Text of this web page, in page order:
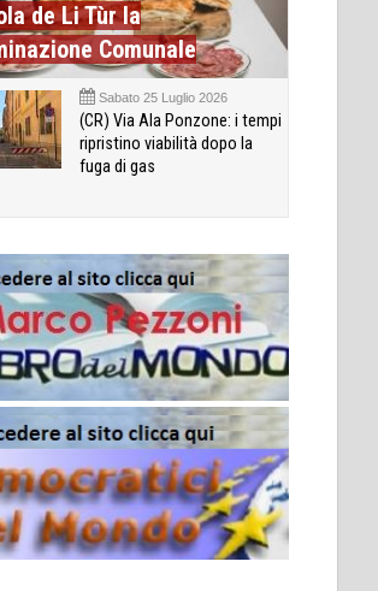
de Li Tùr la
Comunale
Sabato 25 Luglio 2026
(CR) Via Ala Ponzone: i tempi
ripristino viabilità dopo la
fuga di gas